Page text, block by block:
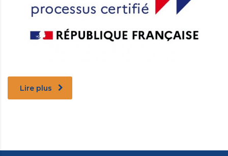
Lire plus